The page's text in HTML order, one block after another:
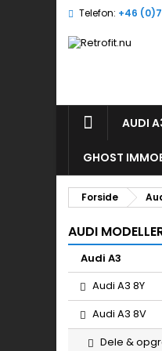
Telefon: +46
AUDI
GHOST
Forside
AUDI
Audi A3
Audi A3 8Y
Audi A3 8V
Dele &